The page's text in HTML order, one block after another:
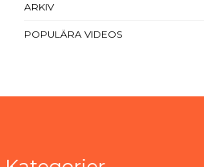
ARKIV
POPULÄRA VIDEOS